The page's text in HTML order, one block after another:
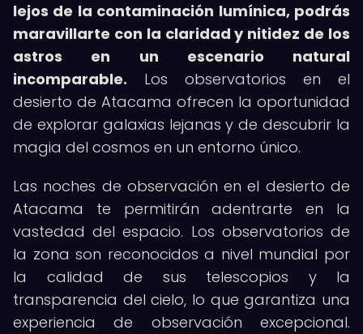
lejos de la contaminación lumínica, podrás
maravillarte con la claridad y nitidez de los
astros en un escenario natural
incomparable. Los observatorios en el
desierto de Atacama ofrecen la oportunidad
de explorar galaxias lejanas y de descubrir la
magia del cosmos en un entorno único.
Las noches de observación en el desierto de
Atacama te permitirán adentrarte en la
vastedad del espacio. Los observatorios de
la zona son reconocidos a nivel mundial por
la calidad de sus telescopios y la
transparencia del cielo, lo que garantiza una
experiencia de observación excepcional.